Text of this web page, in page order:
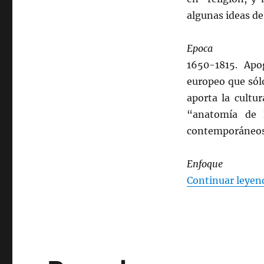
algunas ideas
Epoca
1650-1815.
europeo que
aporta la
“anatomía de
Enfoque
Continuar